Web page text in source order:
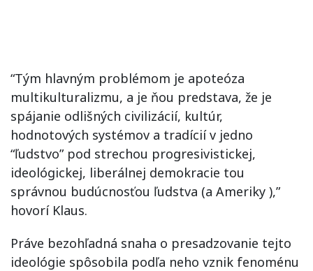
“Tým hlavným problémom je apoteóza
multikulturalizmu, a je ňou predstava, že je
spájanie odlišných civilizácií, kultúr,
hodnotových systémov a tradícií v jedno
“ľudstvo” pod strechou progresivistickej,
ideológickej, liberálnej demokracie tou
správnou budúcnosťou ľudstva (a Ameriky ),”
hovorí Klaus.
Práve bezohľadná snaha o presadzovanie tejto
ideológie spôsobila podľa neho vznik fenoménu